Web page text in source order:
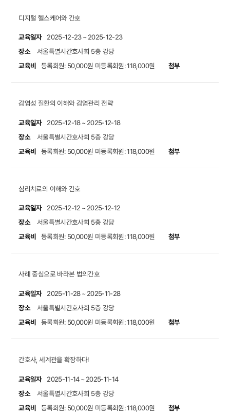
디지털 헬스케어와 간호
교육일자 2025-12-23 ~ 2025-12-23
장소 서울특별시간호사회 5층 강당
교육비 등록회원: 50,000원 미등록회원: 118,000원 첨부
감염성 질환의 이해와 감염관리 전략
교육일자 2025-12-18 ~ 2025-12-18
장소 서울특별시간호사회 5층 강당
교육비 등록회원: 50,000원 미등록회원: 118,000원 첨부
심리치료의 이해와 간호
교육일자 2025-12-12 ~ 2025-12-12
장소 서울특별시간호사회 5층 강당
교육비 등록회원: 50,000원 미등록회원: 118,000원 첨부
사례 중심으로 바라본 법의간호
교육일자 2025-11-28 ~ 2025-11-28
장소 서울특별시간호사회 5층 강당
교육비 등록회원: 50,000원 미등록회원: 118,000원 첨부
간호사, 세계관을 확장하다!
교육일자 2025-11-14 ~ 2025-11-14
장소 서울특별시간호사회 5층 강당
교육비 등록회원: 50,000원 미등록회원: 118,000원 첨부